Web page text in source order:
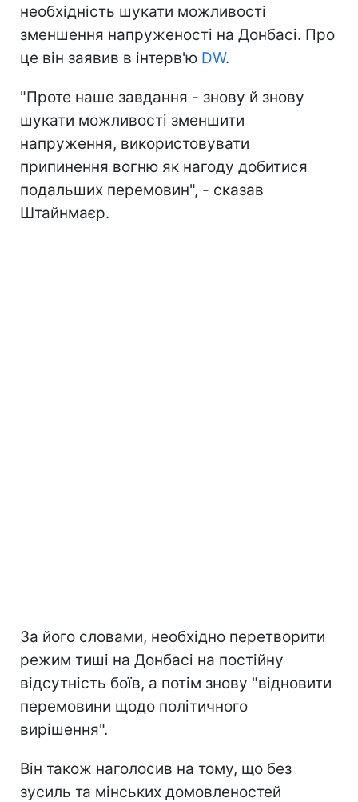
необхідність шукати можливості
зменшення напруженості на Донбасі. Про
це він заявив в інтерв'ю DW.
"Проте наше завдання - знову й знову
шукати можливості зменшити
напруження, використовувати
припинення вогню як нагоду добитися
подальших перемовин", - сказав
Штайнмаєр.
За його словами, необхідно перетворити
режим тиші на Донбасі на постійну
відсутність боїв, а потім знову "відновити
перемовини щодо політичного
вирішення".
Він також наголосив на тому, що без
зусиль та мінських домовленостей